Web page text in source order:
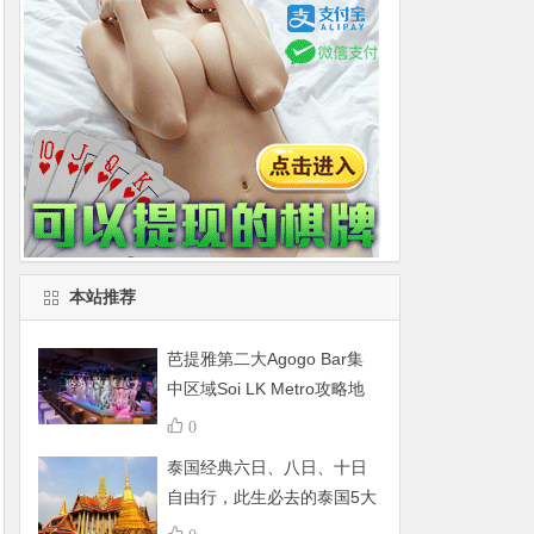
本站推荐
芭提雅第二大Agogo Bar集
中区域Soi LK Metro攻略地
图 0
泰国经典六日、八日、十日
自由行，此生必去的泰国5大
景点